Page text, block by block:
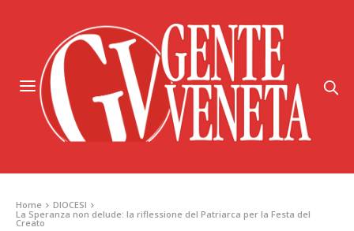
Home
DIOCESI
La Speranza non delude: la riflessione del Patriarca per la Festa del
Creato